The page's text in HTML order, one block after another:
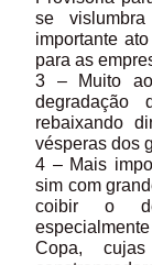
se
importante
para as
3 – Muito ao
degradação
rebaixando
vésperas dos
4 – Mais
sim com
coibir o
Copa,